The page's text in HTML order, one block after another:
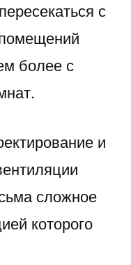
с
более с
и
сложное
которого